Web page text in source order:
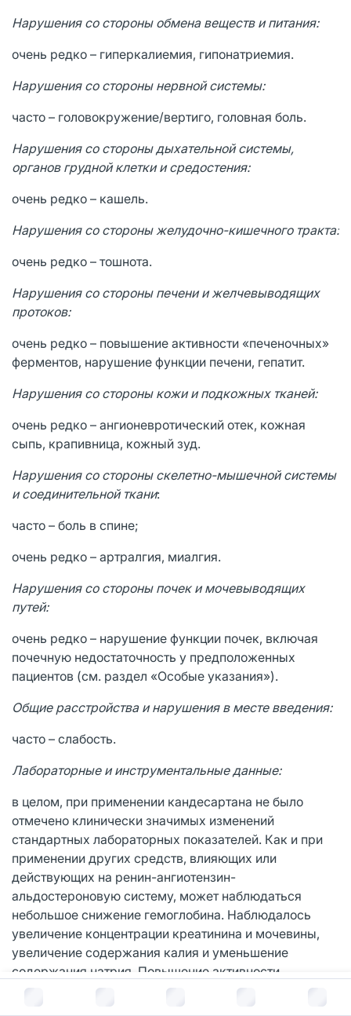
В корзину за руб.
Нарушения со стороны обмена веществ и питания:
очень редко – гиперкалиемия, гипонатриемия.
Нарушения со стороны нервной системы:
часто – головокружение/вертиго, головная боль.
Нарушения со стороны дыхательной системы,
органов грудной клетки и средостения:
очень редко – кашель.
Нарушения со стороны желудочно-кишечного тракта:
очень редко – тошнота.
Нарушения со стороны печени и желчевыводящих
протоков:
очень редко – повышение активности «печеночных»
ферментов, нарушение функции печени, гепатит.
Нарушения со стороны кожи и подкожных тканей:
очень редко – ангионевротический отек, кожная
сыпь, крапивница, кожный зуд.
Нарушения со стороны скелетно-мышечной системы
и соединительной ткани:
часто – боль в спине;
очень редко – артралгия, миалгия.
Нарушения со стороны почек и мочевыводящих
путей:
очень редко – нарушение функции почек, включая
почечную недостаточность у предположенных
пациентов (см. раздел «Особые указания»).
Общие расстройства и нарушения в месте введения:
часто – слабость.
Лабораторные и инструментальные данные:
в целом, при применении кандесартана не было
отмечено клинически значимых изменений
стандартных лабораторных показателей. Как и при
применении других средств, влияющих или
действующих на ренин-ангиотензин-
альдостероновую систему, может наблюдаться
небольшое снижение гемоглобина. Наблюдалось
увеличение концентрации креатинина и мочевины,
увеличение содержания калия и уменьшение
содержания натрия. Повышение активности
аланинаминотрансферазы (AJIT) было отмечено
несколько чаще при применении кандесартана в